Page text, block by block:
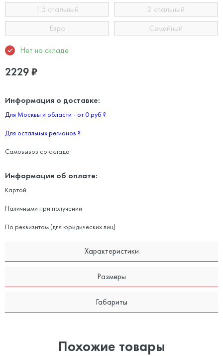
1.5 спальный
2 спальный
Евро
Семейный
Нет на складе
2229₽
Информация о доставке:
Для Москвы и области - от 0 руб ?
Для остальных регионов ?
Самовывоз со склада
Информация об оплате:
Картой
Наличными при получении
По реквизитам (для юридических лиц)
Характеристики
Размеры
Габариты
Похожие товары